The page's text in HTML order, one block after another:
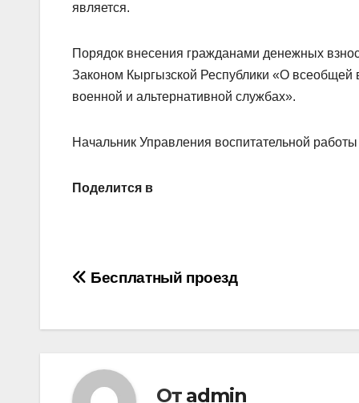
является.
Порядок внесения гражданами денежных
Законом Кыргызской Республики «О всеобщей
военной и альтернативной службах».
Начальник Управления воспитательной
Поделится в
Навигация
Бесплатный проезд
От admin